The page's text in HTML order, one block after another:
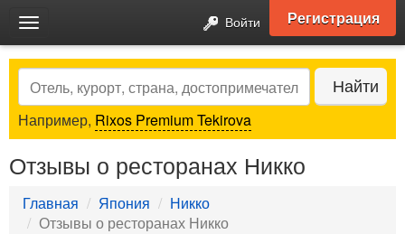
Toggle
navigation
Войти Регистрация
Search Найти
Например, Rixos Premium Tekirova
Отзывы о ресторанах Никко
Главная Япония
Никко
Отзывы о ресторанах Никко